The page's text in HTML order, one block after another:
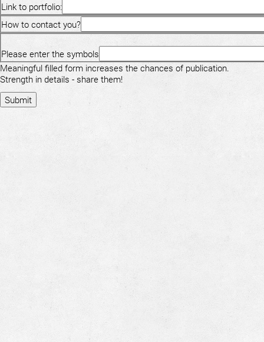
Link to portfolio:
How to contact you?
Please enter the symbols
Meaningful filled form increases the chances of publication.
Strength in details - share them!